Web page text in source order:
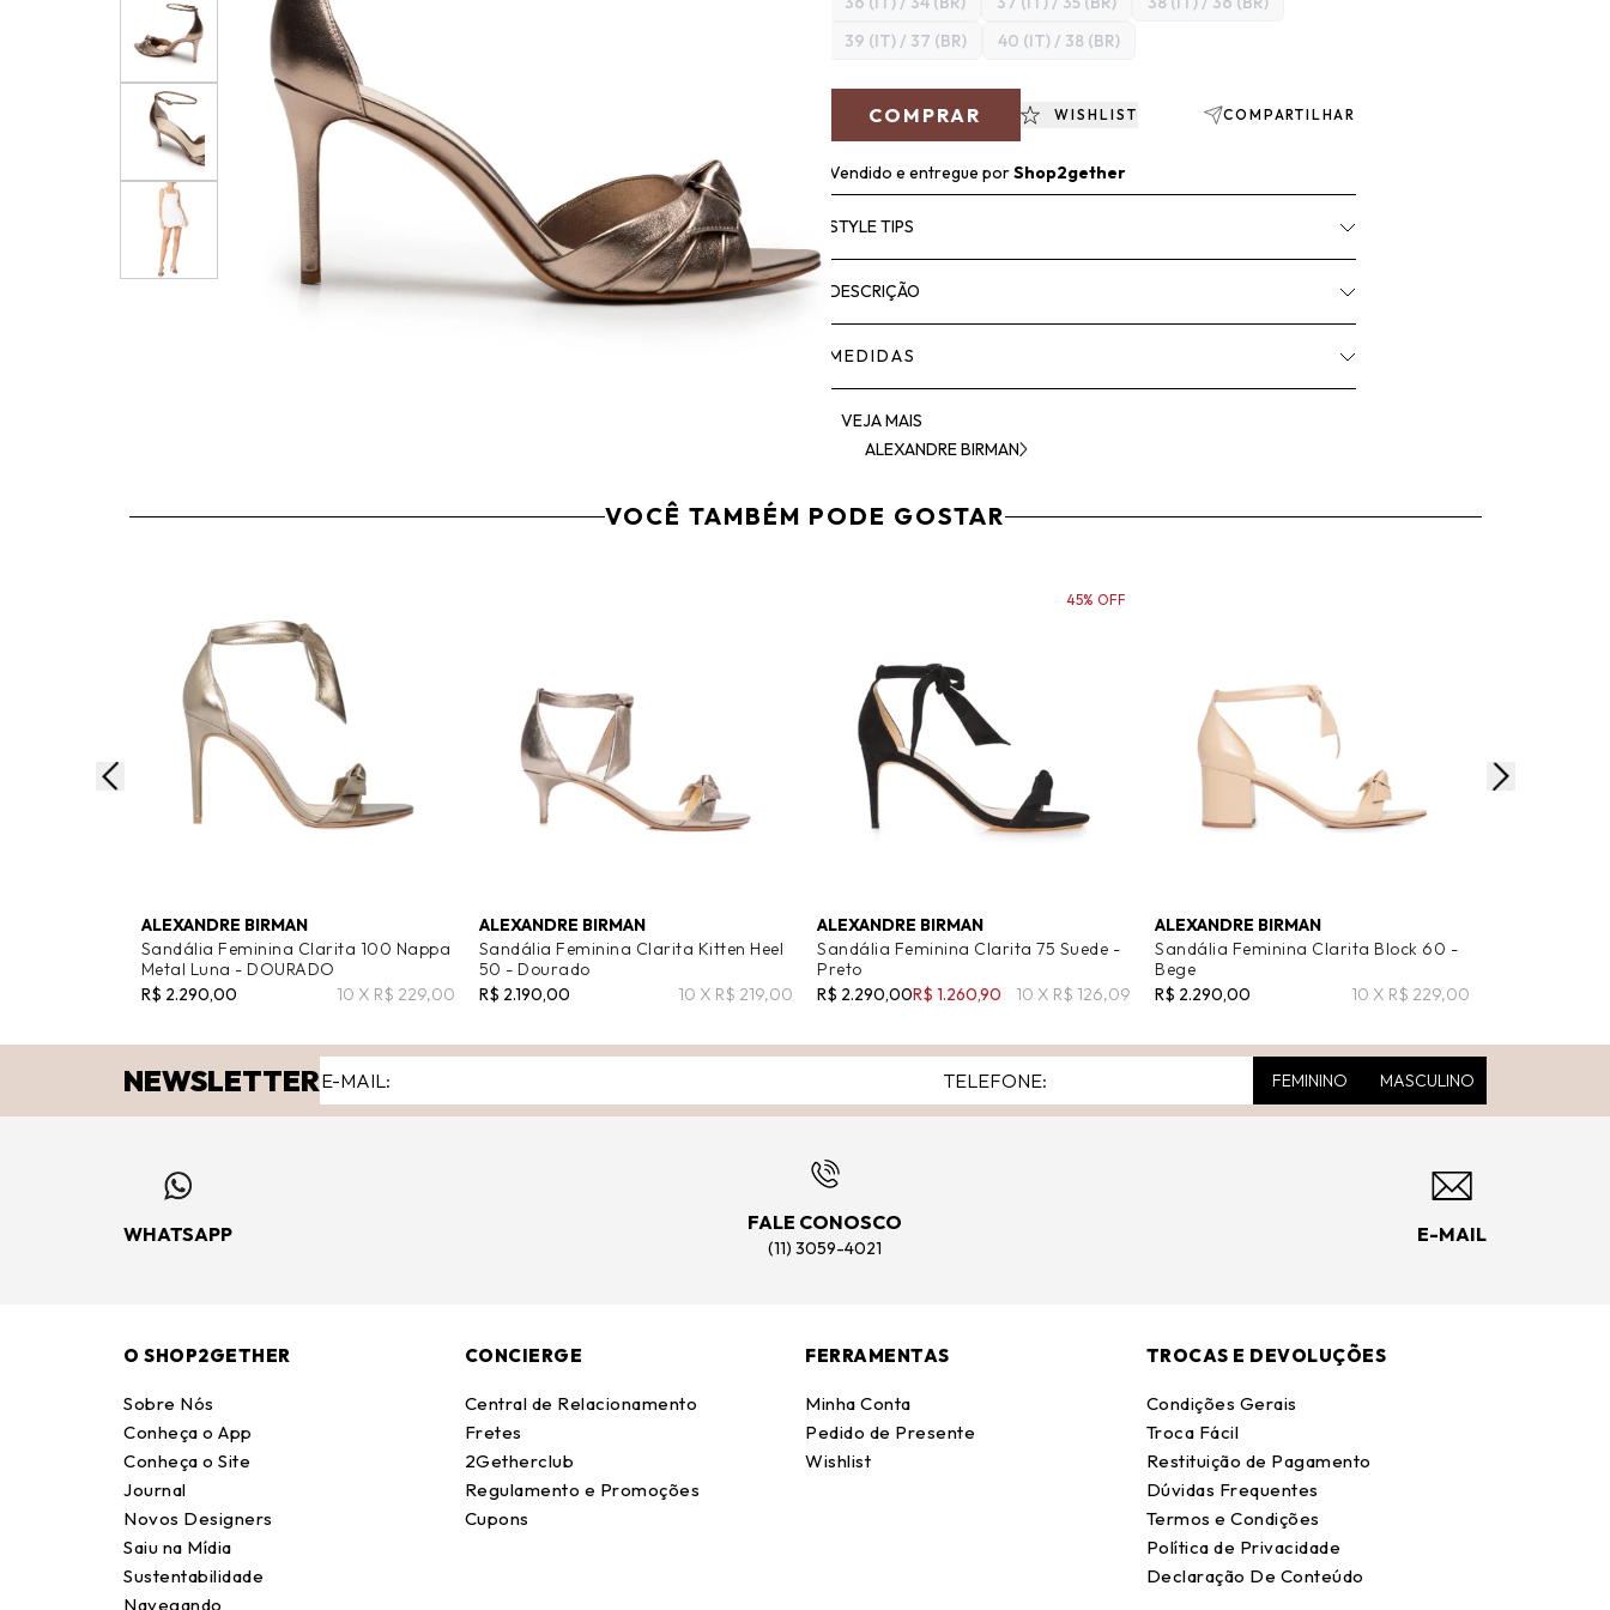
39 (IT) / 37 (BR)
40 (IT) / 38 (BR)
COMPRAR WISHLIST COMPARTILHAR
Vendido e entregue porShop2gether
STYLE TIPS
DESCRIÇÃO
MEDIDAS
VEJA MAIS
ALEXANDRE BIRMAN
VOCÊ TAMBÉM PODE GOSTAR
ALEXANDRE BIRMAN
Sandália Feminina Clarita 100 Nappa
Metal Luna - DOURADO
R$ 2.290,00
10 X R$ 229,00
ALEXANDRE BIRMAN
Sandália Feminina Clarita Kitten Heel
50 - Dourado
R$ 2.190,00
10 X R$ 219,00
ALEXANDRE BIRMAN
Sandália Feminina Clarita 75 Suede -
Preto
R$ 2.290,00R$ 1.260,90 10 X R$ 126,09
45% OFF
ALEXANDRE BIRMAN
Sandália Feminina Clarita Block 60 -
Bege
R$ 2.290,00
10 X R$ 229,00
NEWSLETTER FEMININO MASCULINO
WHATSAPP
FALE CONOSCO
(11) 3059-4021
E-MAIL
O SHOP2GETHER
Sobre Nós
Conheça o App
Conheça o Site
Journal
Novos Designers
Saiu na Mídia
Sustentabilidade
Navegando
CONCIERGE
Central de Relacionamento
Fretes
2Getherclub
Regulamento e Promoções
Cupons
FERRAMENTAS
Minha Conta
Pedido de Presente
Wishlist
TROCAS E DEVOLUÇÕES
Condições Gerais
Troca Fácil
Restituição de Pagamento
Dúvidas Frequentes
Termos e Condições
Política de Privacidade
Declaração De Conteúdo